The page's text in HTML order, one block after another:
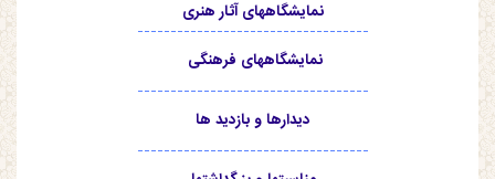
نمایشگاههای آثار هنری
-----------------------------------
نمایشگاههای فرهنگی
-----------------------------------
دیدارها و بازدید ها
-----------------------------------